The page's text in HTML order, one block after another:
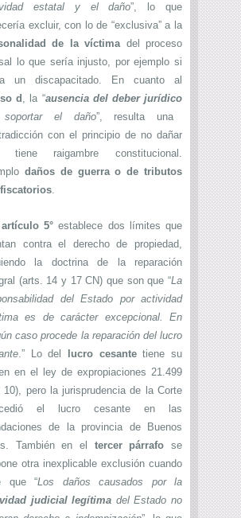
estatal y el daño”, lo que
excluir, con lo de “exclusiva” a la
de la víctimadel proceso
lo que sería injusto, por ejemplo si
un discapacitado. En cuanto al
d , la “ausencia del deber jurídico
el daño”, resulta una
con el principio de no dañar
tiene raigambre constitucional.
daños de guerra o de tributos
.
artículo 5° establece dos límites que
contra el derecho de propiedad,
la doctrina de la reparación
(arts. 14 y 17 CN) que son que “La
del Estado por actividad
es de carácter excepcional. En
caso procede la reparación del lucro
.” Lo del lucro cesantetiene su
en el ley de expropiaciones 21.499
10), pero la jurisprudencia de la Corte
el lucro cesante en las
de la provincia de Buenos
También en el tercer párrafo se
otra inexplicable exclusión cuando
que “Los daños causados por la
judicial legítima del Estado no